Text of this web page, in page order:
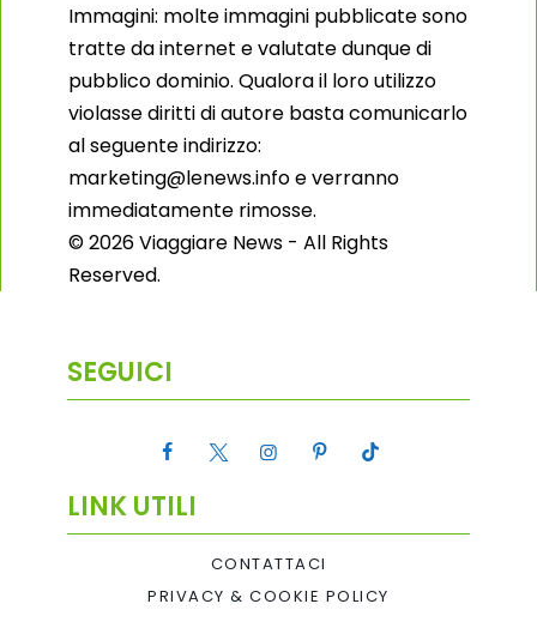
Immagini: molte immagini pubblicate sono
tratte da internet e valutate dunque di
pubblico dominio. Qualora il loro utilizzo
violasse diritti di autore basta comunicarlo
al seguente indirizzo:
marketing@lenews.info e verranno
immediatamente rimosse.
© 2026 Viaggiare News - All Rights
Reserved.
SEGUICI
LINK UTILI
CONTATTACI
PRIVACY & COOKIE POLICY